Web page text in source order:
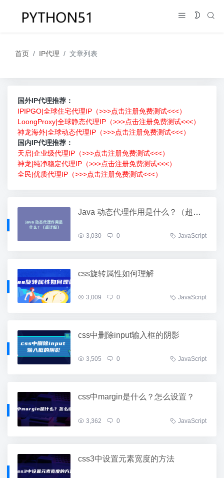
首页 IP代理 文章列表
国外IP代理推荐：
IPIPGO|全球住宅代理IP（>>>点击注册免费测试<<<）
LoongProxy|全球静态代理IP（>>>点击注册免费测试<<<）
神龙海外|全球动态代理IP（>>>点击注册免费测试<<<）
国内IP代理推荐：
天启|企业级代理IP（>>>点击注册免费测试<<<）
神龙|纯净稳定代理IP（>>>点击注册免费测试<<<）
全民|优质代理IP（>>>点击注册免费测试<<<）
Java 动态代理作用是什么？（超详细）
3,030 0 JavaScript
css旋转属性如何理解
3,009 0 JavaScript
css中删除input输入框的阴影
3,505 0 JavaScript
css中margin是什么？怎么设置？
3,362 0 JavaScript
css3中设置元素宽度的方法